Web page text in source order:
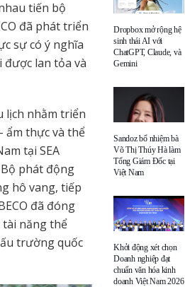
tiến bộ
đã phát triển
sự có ý nghĩa
lan tỏa và
lịch nhằm triển
ẩm thực và thể
tại SEA
phát động
hô vang, tiếp
đã đóng
tài năng thể
trường quốc
Dropbox mở rộng hệ
sinh thái AI với
ChatGPT, Claude, và
Gemini
Sandoz bổ nhiệm bà
Võ Thị Thúy Hà làm
Tổng Giám Đốc tại
Việt Nam
Khởi động xét chọn
Doanh nghiệp đạt
chuẩn văn hóa kinh
doanh Việt Nam 2026